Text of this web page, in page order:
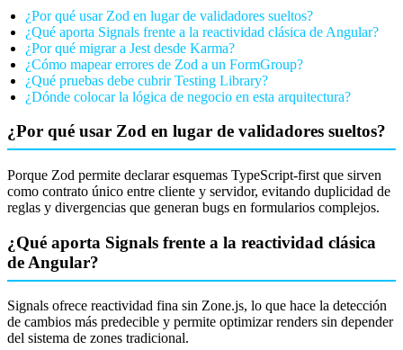
¿Por qué usar Zod en lugar de validadores sueltos?
¿Qué aporta Signals frente a la reactividad clásica de Angular?
¿Por qué migrar a Jest desde Karma?
¿Cómo mapear errores de Zod a un FormGroup?
¿Qué pruebas debe cubrir Testing Library?
¿Dónde colocar la lógica de negocio en esta arquitectura?
¿Por qué usar Zod en lugar de validadores sueltos?
Porque Zod permite declarar esquemas TypeScript-first que sirven
como contrato único entre cliente y servidor, evitando duplicidad de
reglas y divergencias que generan bugs en formularios complejos.
¿Qué aporta Signals frente a la reactividad clásica
de Angular?
Signals ofrece reactividad fina sin Zone.js, lo que hace la detección
de cambios más predecible y permite optimizar renders sin depender
del sistema de zones tradicional.